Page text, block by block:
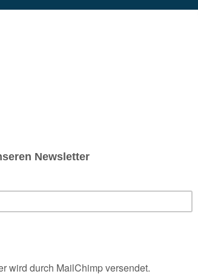
zu keiner Zeit den Boden berühren. Gespielt werden
Squash, auch über die Wände gespielt werden darf.